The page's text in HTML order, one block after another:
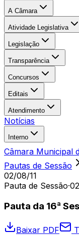
A Câmara
Atividade Legislativa
Legislação
Transparência
Concursos
Editais
Atendimento
Notícias
Interno
Câmara Municipal
Pautas de Sessão
02/08/11
Pauta de Sessão·
Pauta da 16ª
Baixar PDF